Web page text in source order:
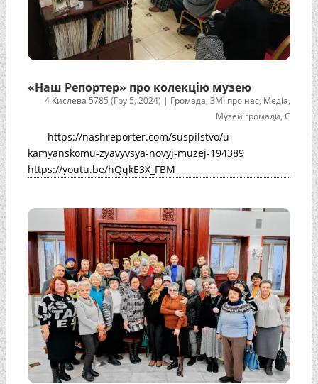
«Наш Репортер» про колекцію музею
4 Кислева 5785 (Гру 5, 2024) | Громада,ЗМІ про нас, Медіа,
Музей громади,С
https://nashreporter.com/suspilstvo/u-
kamyanskomu-zyavyvsya-novyj-muzej-194389
https://youtu.be/hQqkE3X_FBM